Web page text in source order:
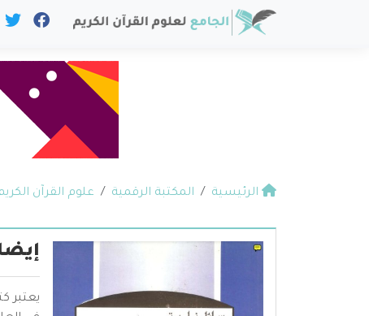
الرئيسية المكتبة الرقمية علوم القرآن
يعتبر